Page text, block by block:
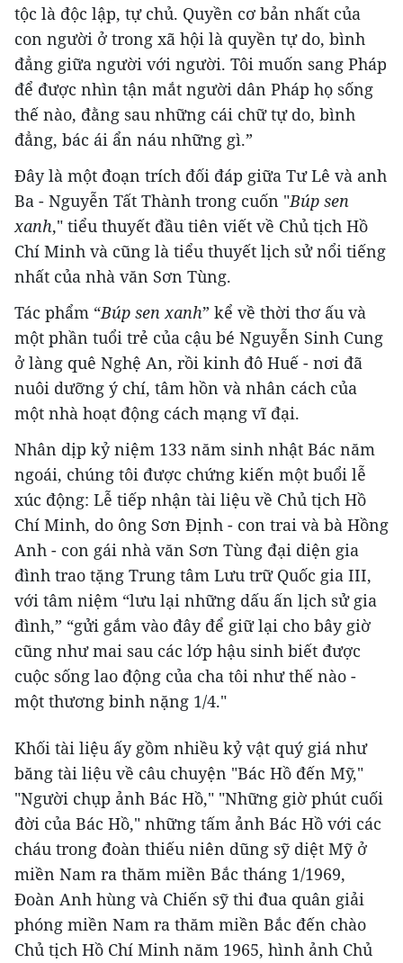
tộc là độc lập, tự chủ. Quyền cơ bản nhất của
con người ở trong xã hội là quyền tự do, bình
đẳng giữa người với người. Tôi muốn sang Pháp
để được nhìn tận mắt người dân Pháp họ sống
thế nào, đằng sau những cái chữ tự do, bình
đẳng, bác ái ẩn náu những gì.”
Đây là một đoạn trích đối đáp giữa Tư Lê và anh
Ba - Nguyễn Tất Thành trong cuốn "Búp sen
xanh," tiểu thuyết đầu tiên viết về Chủ tịch Hồ
Chí Minh và cũng là tiểu thuyết lịch sử nổi tiếng
nhất của nhà văn Sơn Tùng.
Tác phẩm “Búp sen xanh” kể về thời thơ ấu và
một phần tuổi trẻ của cậu bé Nguyễn Sinh Cung
ở làng quê Nghệ An, rồi kinh đô Huế - nơi đã
nuôi dưỡng ý chí, tâm hồn và nhân cách của
một nhà hoạt động cách mạng vĩ đại.
Nhân dịp kỷ niệm 133 năm sinh nhật Bác năm
ngoái, chúng tôi được chứng kiến một buổi lễ
xúc động: Lễ tiếp nhận tài liệu về Chủ tịch Hồ
Chí Minh, do ông Sơn Định - con trai và bà Hồng
Anh - con gái nhà văn Sơn Tùng đại diện gia
đình trao tặng Trung tâm Lưu trữ Quốc gia III,
với tâm niệm “lưu lại những dấu ấn lịch sử gia
đình,” “gửi gắm vào đây để giữ lại cho bây giờ
cũng như mai sau các lớp hậu sinh biết được
cuộc sống lao động của cha tôi như thế nào -
một thương binh nặng 1/4."
Khối tài liệu ấy gồm nhiều kỷ vật quý giá như
băng tài liệu về câu chuyện "Bác Hồ đến Mỹ,"
"Người chụp ảnh Bác Hồ," "Những giờ phút cuối
đời của Bác Hồ," những tấm ảnh Bác Hồ với các
cháu trong đoàn thiếu niên dũng sỹ diệt Mỹ ở
miền Nam ra thăm miền Bắc tháng 1/1969,
Đoàn Anh hùng và Chiến sỹ thi đua quân giải
phóng miền Nam ra thăm miền Bắc đến chào
Chủ tịch Hồ Chí Minh năm 1965, hình ảnh Chủ